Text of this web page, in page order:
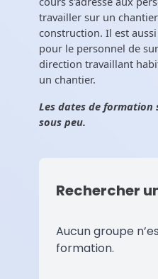
travailler sur un
construction. Il est
pour le personnel de
direction travaillant
un chantier.
Les dates de formation
sous peu.
Rechercher
Aucun groupe
formation.